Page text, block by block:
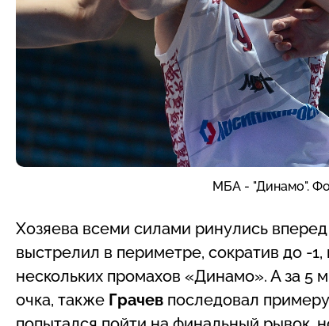
МБА - "Динамо".
Хозяева всеми силами ринулись
выстрелил в периметре, сократив до -1,
нескольких промахов «Динамо». А за 5
очка, также Грачев последовал